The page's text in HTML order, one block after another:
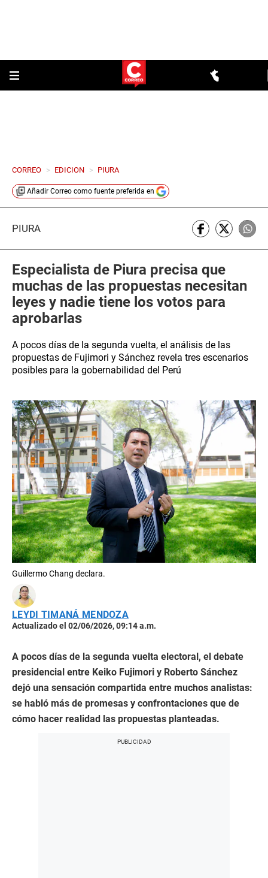
CORREO > EDICION > PIURA
Añadir Correo como fuente preferida en
PIURA
Especialista de Piura precisa que
muchas de las propuestas necesitan
leyes y nadie tiene los votos para
aprobarlas
A pocos días de la segunda vuelta, el análisis de las
propuestas de Fujimori y Sánchez revela tres escenarios
posibles para la gobernabilidad del Perú
Guillermo Chang declara.
LEYDI TIMANÁ MENDOZA
Actualizado el 02/06/2026, 09:14 a.m.
A pocos días de la segunda vuelta electoral, el debate
presidencial entre Keiko Fujimori y Roberto Sánchez
dejó una sensación compartida entre muchos analistas:
se habló más de promesas y confrontaciones que de
cómo hacer realidad las propuestas planteadas.